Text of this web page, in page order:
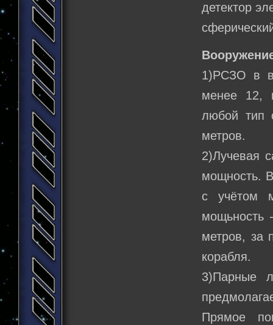
детектор
1)РСЗО в
менее 12,
любой тип
метров.
2)Лучевая
мощность.
с учётом
мощьность
метров, за
корабля.
3)Парные
Прямое